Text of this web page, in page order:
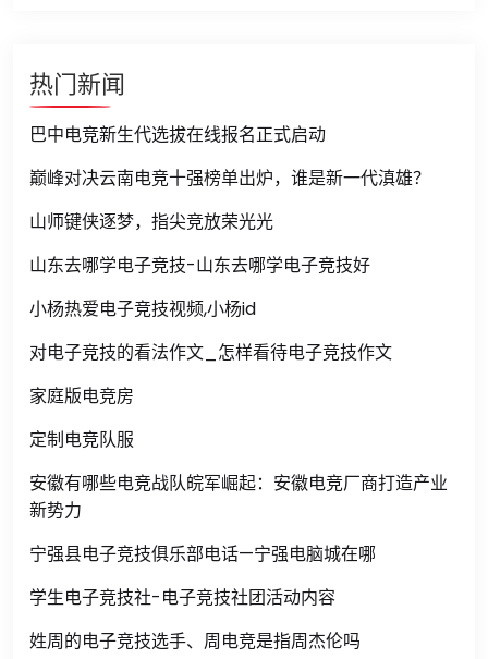
热门新闻
巴中电竞新生代选拔在线报名正式启动
巅峰对决云南电竞十强榜单出炉，谁是新一代滇雄？
山师键侠逐梦，指尖竞放荣光光
山东去哪学电子竞技-山东去哪学电子竞技好
小杨热爱电子竞技视频,小杨id
对电子竞技的看法作文_怎样看待电子竞技作文
家庭版电竞房
定制电竞队服
安徽有哪些电竞战队皖军崛起：安徽电竞厂商打造产业
新势力
宁强县电子竞技俱乐部电话—宁强电脑城在哪
学生电子竞技社-电子竞技社团活动内容
姓周的电子竞技选手、周电竞是指周杰伦吗